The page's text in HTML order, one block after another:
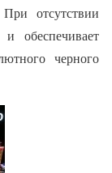
отсутствии
обеспечивает
черного